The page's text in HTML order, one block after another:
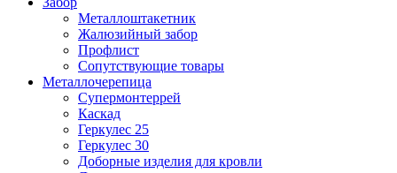
Металлоштакетник
Жалюзийный забор
Профлист
Сопутствующие товары
Металлочерепица
Супермонтеррей
Каскад
Геркулес 25
Геркулес 30
Доборные изделия для кровли